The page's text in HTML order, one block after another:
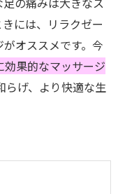
には、リラクゼー
オススメです。今
果的なマッサージ
らげ、より快適な生